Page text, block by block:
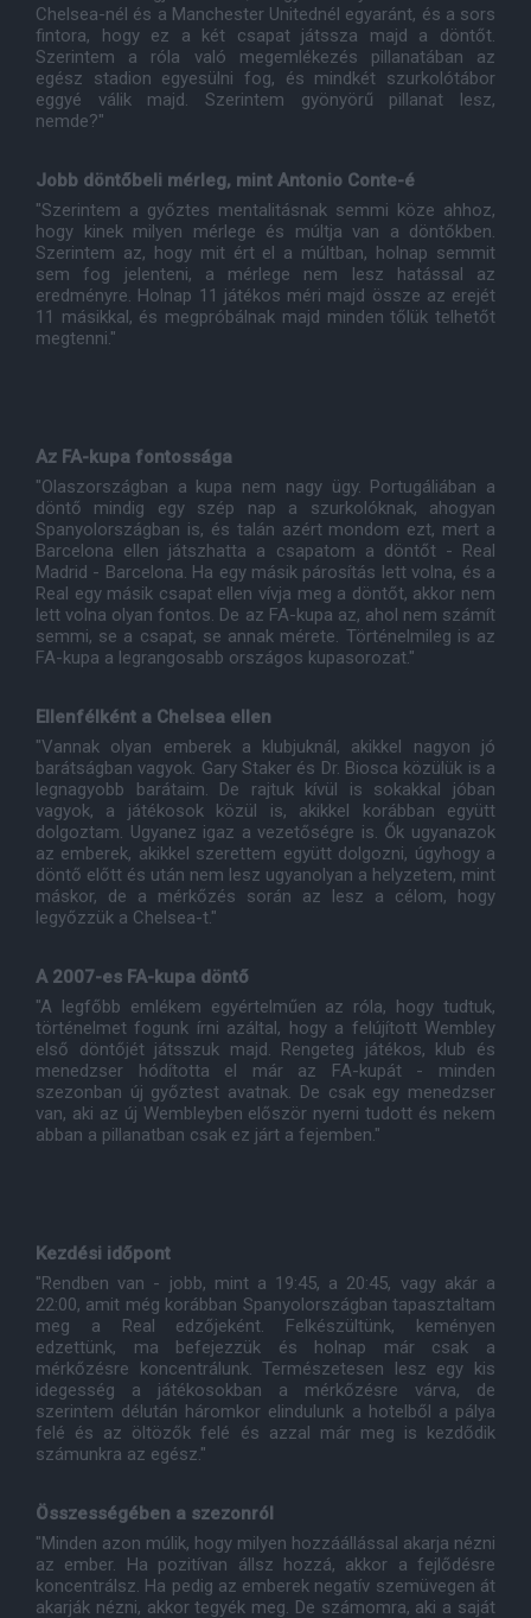
Chelsea-nél és a Manchester Unitednél egyaránt, és a sors
fintora, hogy ez a két csapat játssza majd a döntőt.
Szerintem a róla való megemlékezés pillanatában az
egész stadion egyesülni fog, és mindkét szurkolótábor
eggyé válik majd. Szerintem gyönyörű pillanat lesz,
nemde?"
Jobb döntőbeli mérleg, mint Antonio Conte-é
"Szerintem a győztes mentalitásnak semmi köze ahhoz,
hogy kinek milyen mérlege és múltja van a döntőkben.
Szerintem az, hogy mit ért el a múltban, holnap semmit
sem fog jelenteni, a mérlege nem lesz hatással az
eredményre. Holnap 11 játékos méri majd össze az erejét
11 másikkal, és megpróbálnak majd minden tőlük telhetőt
megtenni."
Az FA-kupa fontossága
"Olaszországban a kupa nem nagy ügy. Portugáliában a
döntő mindig egy szép nap a szurkolóknak, ahogyan
Spanyolországban is, és talán azért mondom ezt, mert a
Barcelona ellen játszhatta a csapatom a döntőt - Real
Madrid - Barcelona. Ha egy másik párosítás lett volna, és a
Real egy másik csapat ellen vívja meg a döntőt, akkor nem
lett volna olyan fontos. De az FA-kupa az, ahol nem számít
semmi, se a csapat, se annak mérete. Történelmileg is az
FA-kupa a legrangosabb országos kupasorozat."
Ellenfélként a Chelsea ellen
"Vannak olyan emberek a klubjuknál, akikkel nagyon jó
barátságban vagyok. Gary Staker és Dr. Biosca közülük is a
legnagyobb barátaim. De rajtuk kívül is sokakkal jóban
vagyok, a játékosok közül is, akikkel korábban együtt
dolgoztam. Ugyanez igaz a vezetőségre is. Ők ugyanazok
az emberek, akikkel szerettem együtt dolgozni, úgyhogy a
döntő előtt és után nem lesz ugyanolyan a helyzetem, mint
máskor, de a mérkőzés során az lesz a célom, hogy
legyőzzük a Chelsea-t."
A 2007-es FA-kupa döntő
"A legfőbb emlékem egyértelműen az róla, hogy tudtuk,
történelmet fogunk írni azáltal, hogy a felújított Wembley
első döntőjét játsszuk majd. Rengeteg játékos, klub és
menedzser hódította el már az FA-kupát - minden
szezonban új győztest avatnak. De csak egy menedzser
van, aki az új Wembleyben először nyerni tudott és nekem
abban a pillanatban csak ez járt a fejemben."
Kezdési időpont
"Rendben van - jobb, mint a 19:45, a 20:45, vagy akár a
22:00, amit még korábban Spanyolországban tapasztaltam
meg a Real edzőjeként. Felkészültünk, keményen
edzettünk, ma befejezzük és holnap már csak a
mérkőzésre koncentrálunk. Természetesen lesz egy kis
idegesség a játékosokban a mérkőzésre várva, de
szerintem délután háromkor elindulunk a hotelből a pálya
felé és az öltözők felé és azzal már meg is kezdődik
számunkra az egész."
Összességében a szezonról
"Minden azon múlik, hogy milyen hozzáállással akarja nézni
az ember. Ha pozitívan állsz hozzá, akkor a fejlődésre
koncentrálsz. Ha pedig az emberek negatív szemüvegen át
akarják nézni, akkor tegyék meg. De számomra, aki a saját